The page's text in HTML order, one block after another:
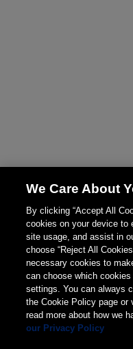
We Care About
By clicking “Accept All
cookies on your device to
site usage, and assist in
choose “Reject All
necessary cookies to
can choose which
settings. You can always
the Cookie Policy page
read more about how we
our Privacy Policy